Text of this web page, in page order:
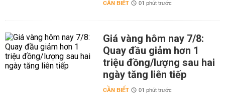
CẦN BIẾT 01 phút trước
Giá vàng hôm nay 7/8:
Quay đầu giảm hơn 1
triệu đồng/lượng sau hai
ngày tăng liên tiếp
CẦN BIẾT 01 phút trước